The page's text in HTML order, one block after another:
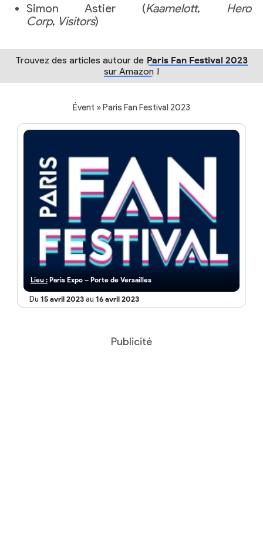
Simon Astier (Kaamelott, Hero
Corp, Visitors)
Trouvez des articles autour de Paris Fan Festival 2023
sur Amazon !
Évent » Paris Fan Festival 2023
Lieu : Paris Expo – Porte de Versailles
Du 15 avril 2023 au 16 avril 2023
Publicité